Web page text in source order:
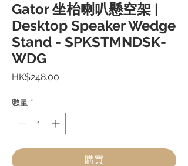
Gator 坐枱喇叭懸空架 |
Desktop Speaker Wedge
Stand - SPKSTMNDSK-
WDG
HK$248.00
數量 *
購買